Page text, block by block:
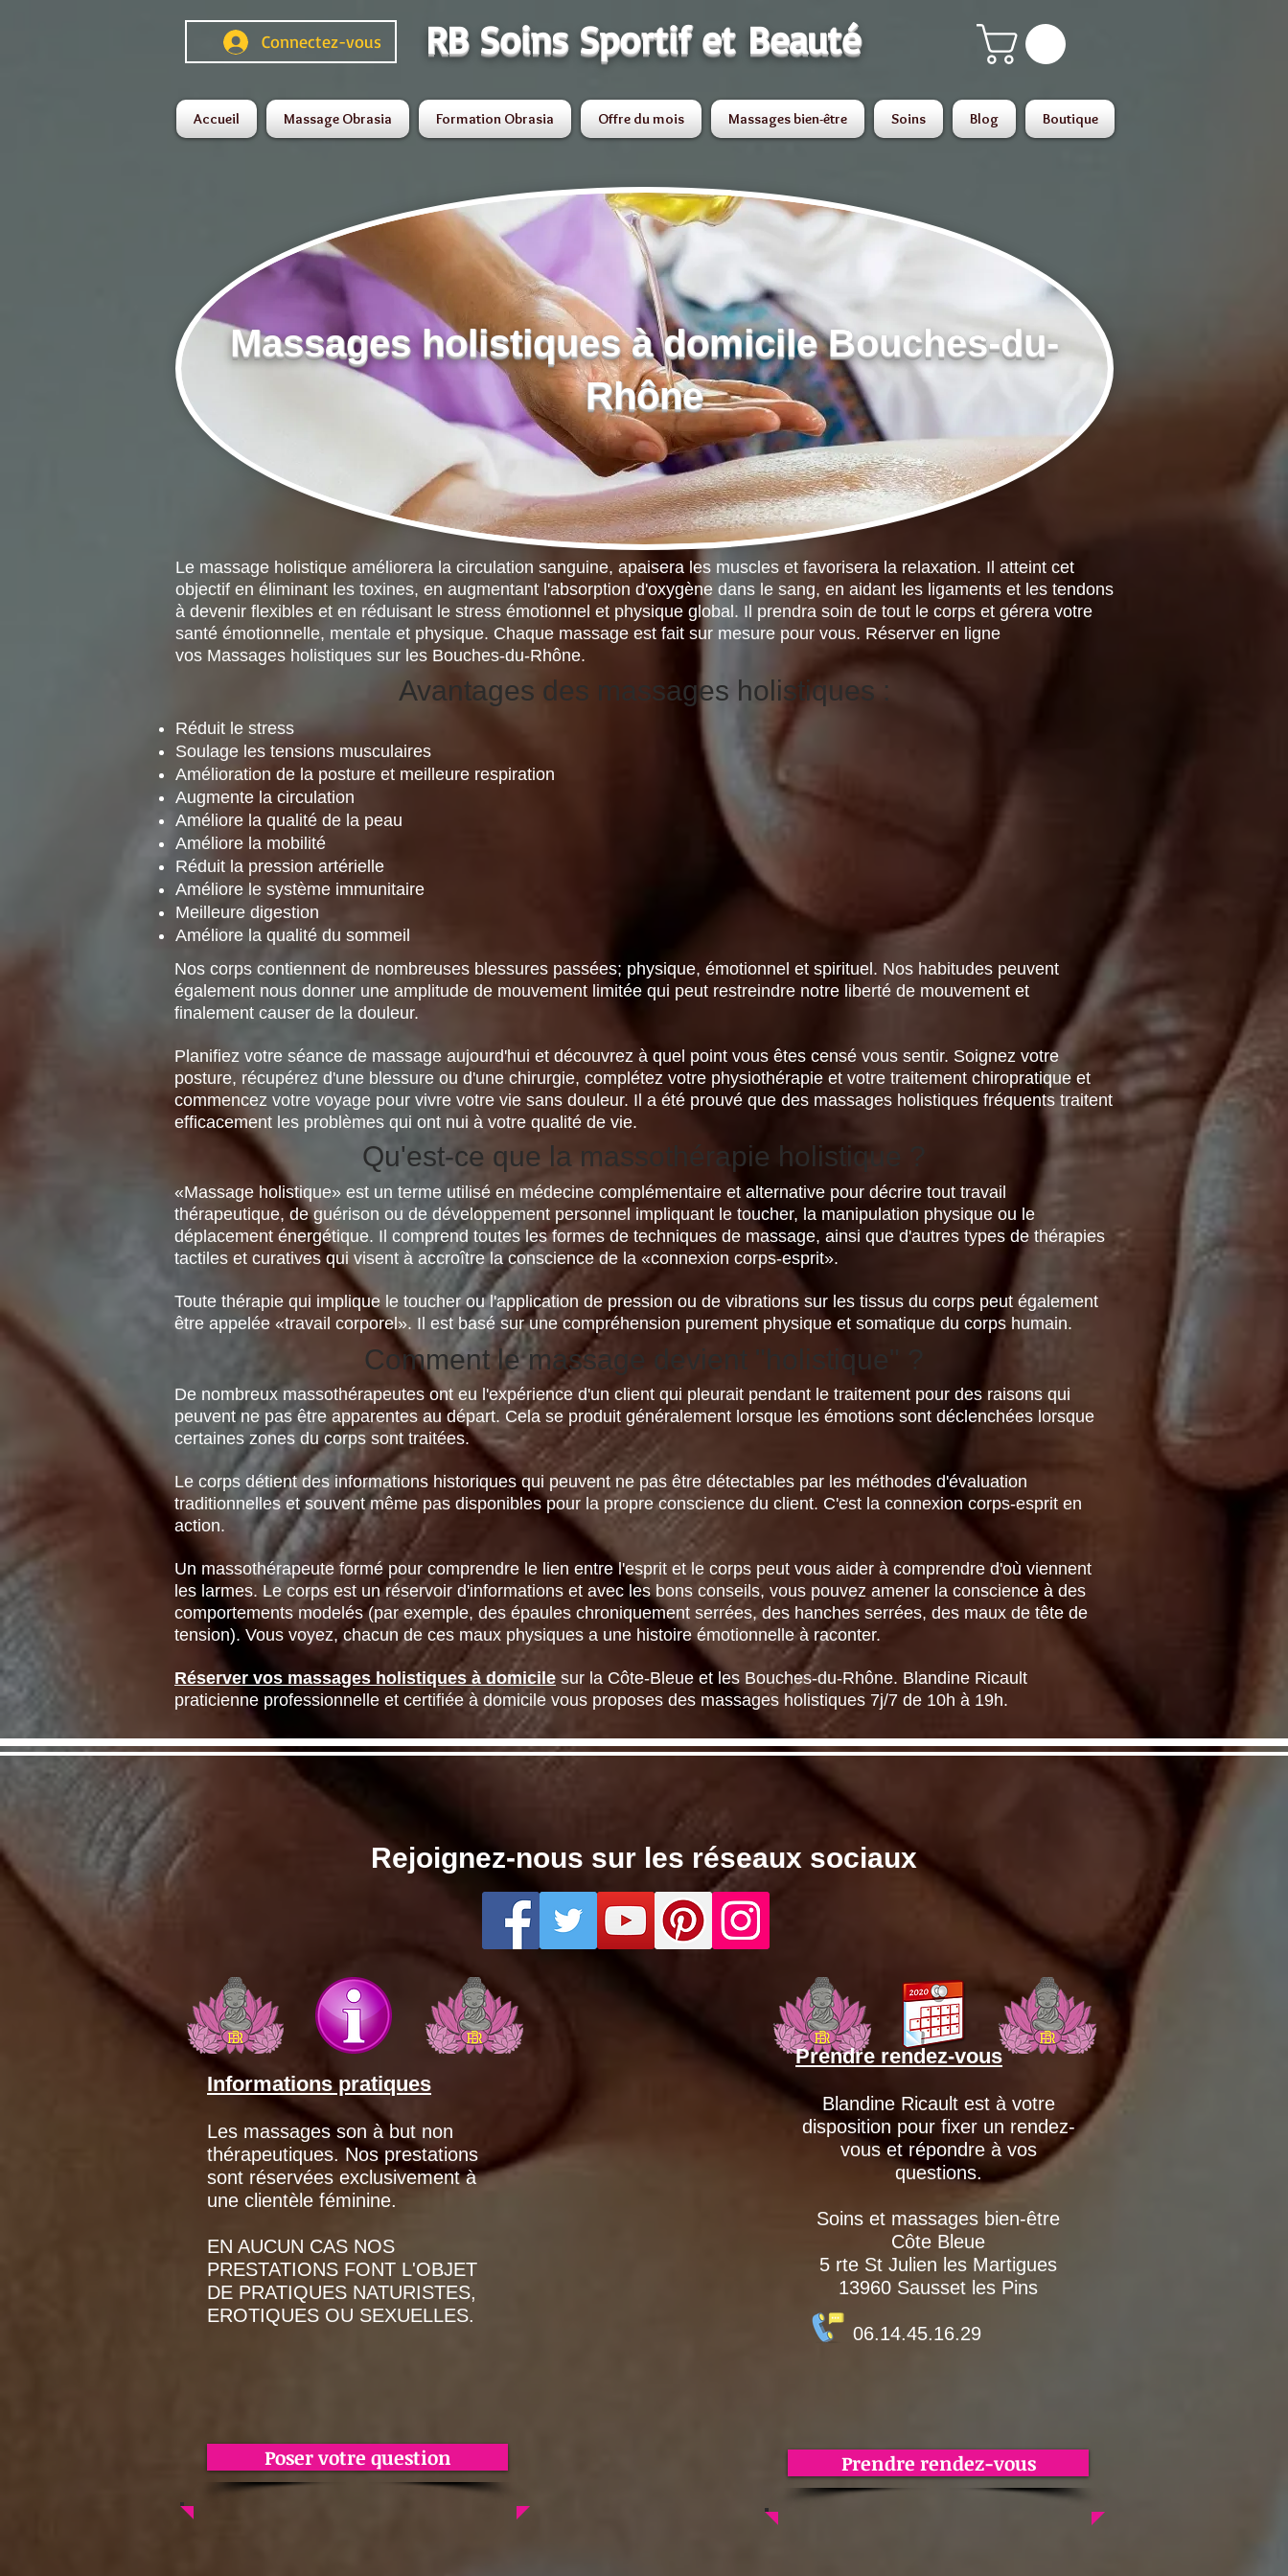
RB Soins Sportif et Beauté
Connectez-vous
Accueil Massage Obrasia Formation Obrasia Offre du mois Massages bien-être Soins Blog Boutique
Massages holistiques à domicile Bouches-du-
Rhône
Le massage holistique améliorera la circulation sanguine, apaisera les muscles et favorisera la relaxation. Il atteint cet
objectif en éliminant les toxines, en augmentant l'absorption d'oxygène dans le sang, en aidant les ligaments et les tendons
à devenir flexibles et en réduisant le stress émotionnel et physique global. Il prendra soin de tout le corps et gérera votre
santé émotionnelle, mentale et physique. Chaque massage est fait sur mesure pour vous. Réserver en ligne
vos Massages holistiques sur les Bouches-du-Rhône.
Avantages des massages holistiques :
Réduit le stress
Soulage les tensions musculaires
Amélioration de la posture et meilleure respiration
Augmente la circulation
Améliore la qualité de la peau
Améliore la mobilité
Réduit la pression artérielle
Améliore le système immunitaire
Meilleure digestion
Améliore la qualité du sommeil
Nos corps contiennent de nombreuses blessures passées; physique, émotionnel et spirituel. Nos habitudes peuvent
également nous donner une amplitude de mouvement limitée qui peut restreindre notre liberté de mouvement et
finalement causer de la douleur.
Planifiez votre séance de massage aujourd'hui et découvrez à quel point vous êtes censé vous sentir. Soignez votre
posture, récupérez d'une blessure ou d'une chirurgie, complétez votre physiothérapie et votre traitement chiropratique et
commencez votre voyage pour vivre votre vie sans douleur. Il a été prouvé que des massages holistiques fréquents traitent
efficacement les problèmes qui ont nui à votre qualité de vie.
Qu'est-ce que la massothérapie holistique ?
«Massage holistique» est un terme utilisé en médecine complémentaire et alternative pour décrire tout travail
thérapeutique, de guérison ou de développement personnel impliquant le toucher, la manipulation physique ou le
déplacement énergétique. Il comprend toutes les formes de techniques de massage, ainsi que d'autres types de thérapies
tactiles et curatives qui visent à accroître la conscience de la «connexion corps-esprit».
Toute thérapie qui implique le toucher ou l'application de pression ou de vibrations sur les tissus du corps peut également
être appelée «travail corporel». Il est basé sur une compréhension purement physique et somatique du corps humain.
Comment le massage devient "holistique" ?
De nombreux massothérapeutes ont eu l'expérience d'un client qui pleurait pendant le traitement pour des raisons qui
peuvent ne pas être apparentes au départ. Cela se produit généralement lorsque les émotions sont déclenchées lorsque
certaines zones du corps sont traitées.
Le corps détient des informations historiques qui peuvent ne pas être détectables par les méthodes d'évaluation
traditionnelles et souvent même pas disponibles pour la propre conscience du client. C'est la connexion corps-esprit en
action.
Un massothérapeute formé pour comprendre le lien entre l'esprit et le corps peut vous aider à comprendre d'où viennent
les larmes. Le corps est un réservoir d'informations et avec les bons conseils, vous pouvez amener la conscience à des
comportements modelés (par exemple, des épaules chroniquement serrées, des hanches serrées, des maux de tête de
tension). Vous voyez, chacun de ces maux physiques a une histoire émotionnelle à raconter.
Réserver vos massages holistiques à domicile sur la Côte-Bleue et les Bouches-du-Rhône. Blandine Ricault
praticienne professionnelle et certifiée à domicile vous proposes des massages holistiques 7j/7 de 10h à 19h.
Rejoignez-nous sur les réseaux sociaux
Informations pratiques
Les massages son à but non
thérapeutiques. Nos prestations
sont réservées exclusivement à
une clientèle féminine.
EN AUCUN CAS NOS
PRESTATIONS FONT L'OBJET
DE PRATIQUES NATURISTES,
EROTIQUES OU SEXUELLES.
Poser votre question
Prendre rendez-vous
Blandine Ricault est à votre
disposition pour fixer un rendez-
vous et répondre à vos
questions.
Soins et massages bien-être
Côte Bleue
5 rte St Julien les Martigues
13960 Sausset les Pins
06.14.45.16.29
Prendre rendez-vous